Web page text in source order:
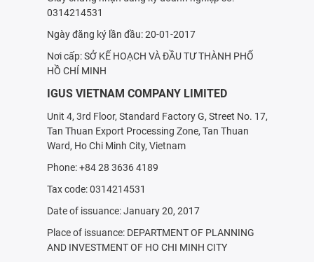
0314214531
Ngày đăng ký lần đầu: 20-01-2017
Nơi cấp: SỞ KẾ HOẠCH VÀ ÐẦU TƯ THÀNH PHỐ
HỒ CHÍ MINH
IGUS VIETNAM COMPANY LIMITED
Unit 4, 3rd Floor, Standard Factory G, Street No. 17,
Tan Thuan Export Processing Zone, Tan Thuan
Ward, Ho Chi Minh City, Vietnam
Phone: +84 28 3636 4189
Tax code: 0314214531
Date of issuance: January 20, 2017
Place of issuance: DEPARTMENT OF PLANNING
AND INVESTMENT OF HO CHI MINH CITY